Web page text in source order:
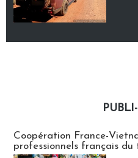
Coopération France-
professionnels français du